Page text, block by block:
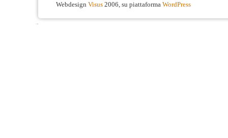
Webdesign Visus 2006, su piattaforma WordPress